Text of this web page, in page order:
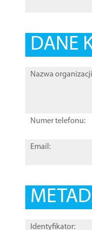
DANE
Nazwa
Numer telefonu:
Email:
Identyfikator: